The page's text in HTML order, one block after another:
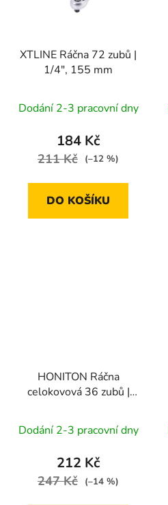
XTLINE Ráčna 72 zubů |
1/4", 155 mm
Dodání 2-3 pracovní dny
184 Kč
211 Kč (–12 %)
DO KOŠÍKU
HONITON Ráčna
celokovová 36 zubů |
Dodání 2-3 pracovní dny
212 Kč
247 Kč (–14 %)